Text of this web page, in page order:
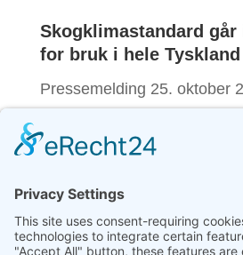
Skogklimastandard
for bruk i hele Tyskland
Pressemelding 25. oktober
fullversjonen av Forest